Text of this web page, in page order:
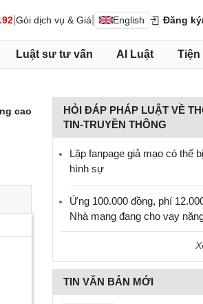
Gói dịch vụ & Giá English Đăng ký
Luật sư tư vấn AI Luật Tiện
cao
HỎI ĐÁP PHÁP LUẬT VỀ
TIN-TRUYỀN THÔNG
Lập fanpage giả mạo có thể
hình sự
Ứng 100.000 đồng, phí
Nhà mạng đang cho vay
TIN VĂN BẢN MỚI